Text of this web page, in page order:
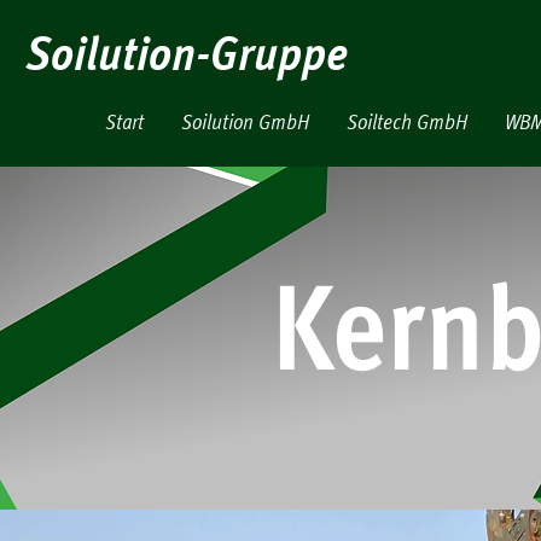
Soilution-Gruppe
Start Soilution GmbH Soiltech GmbH